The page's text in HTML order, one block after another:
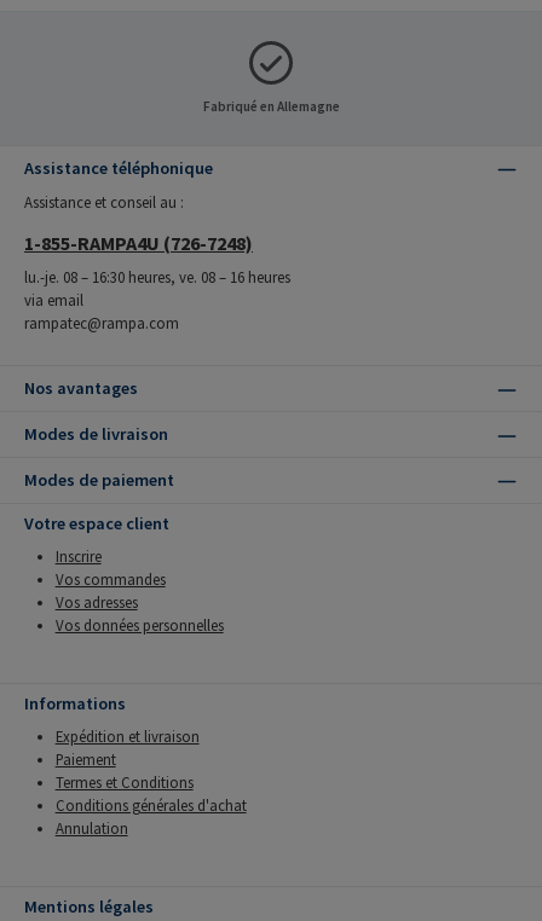
Fabriqué en Allemagne
Assistance téléphonique
Assistance et conseil au :
1-855-RAMPA4U (726-7248)
lu.-je. 08 – 16:30 heures, ve. 08 – 16 heures
via email
rampatec@rampa.com
Nos avantages
Modes de livraison
Modes de paiement
Votre espace client
Inscrire
Vos commandes
Vos adresses
Vos données personnelles
Informations
Expédition et livraison
Paiement
Termes et Conditions
Conditions générales d'achat
Annulation
Mentions légales